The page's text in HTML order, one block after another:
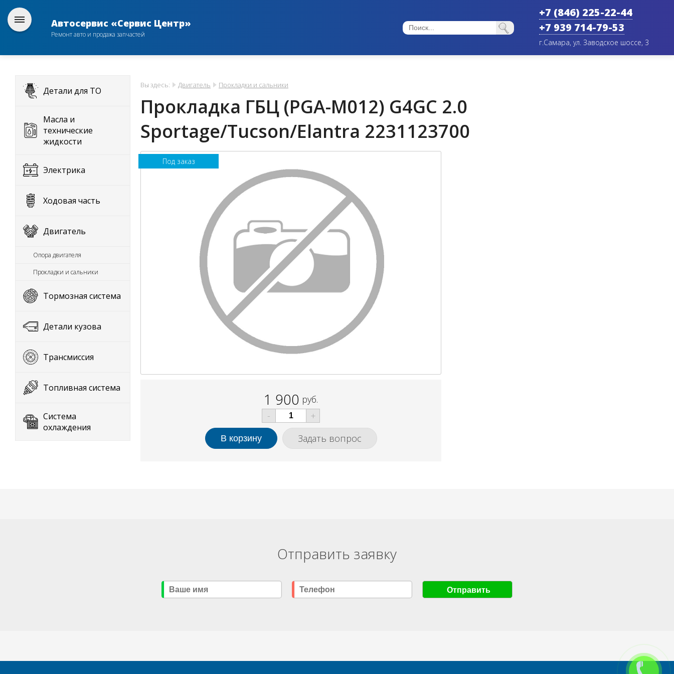
Автосервис «Сервис Центр»
Ремонт авто и продажа запчастей
+7 (846) 225-22-44
+7 939 714-79-53
г.Самара, ул. Заводское шоссе, 3
Детали для ТО
Масла и
технические
жидкости
Электрика
Ходовая часть
Двигатель
Опора двигателя
Прокладки и сальники
Тормозная система
Детали кузова
Трансмиссия
Топливная система
Система
охлаждения
Вы здесь: Двигатель Прокладки и сальники
Прокладка ГБЦ (PGA-M012) G4GC 2.0
Sportage/Tucson/Elantra 2231123700
Под заказ
1 900 руб.
-
+
Задать вопрос
Отправить заявку